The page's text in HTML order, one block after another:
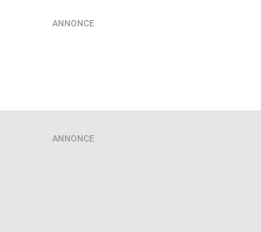
ANNONCE
ANNONCE